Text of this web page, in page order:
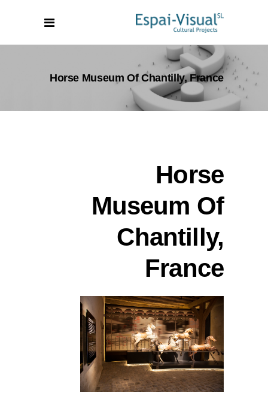
Horse Museum Of Chantilly, France
Horse
Museum Of
Chantilly,
France